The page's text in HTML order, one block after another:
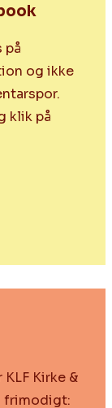
på
og ikke
klik på
Kirke &
frimodigt: